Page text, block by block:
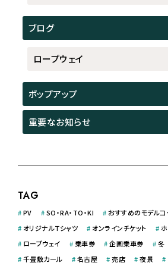
ブログ
ロープウェイ
ポップアップ
重要なお知らせ
TAG
#PV #SO・RA・TO・KI #おすすめのモデルコ
# オリジナルＴシャツ # オンラインチケット #
# ロープウェイ # 乗車券 #企画乗車券 #冬
#千畳敷カール #名古屋 #売店 #夜景 #